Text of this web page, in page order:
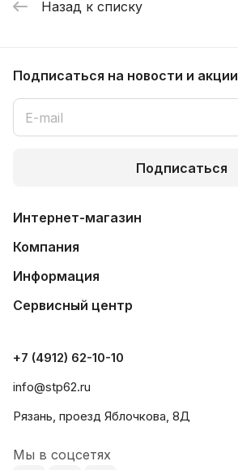
Назад к списку
Подписаться на новости и акции
Подписаться
Интернет-магазин
Компания
Информация
Сервисный центр
+7 (4912) 62-10-10
info@stp62.ru
Рязань, проезд Яблочкова, 8Д
Мы в соцсетях